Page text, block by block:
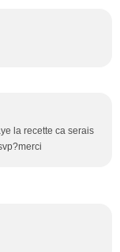
la recette ca serais